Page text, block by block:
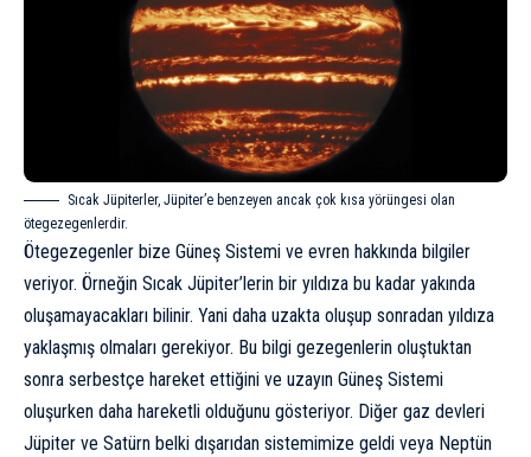
Sıcak Jüpiterler, Jüpiter’e benzeyen ancak çok kısa yörüngesi olan
ötegezegenlerdir.
Ötegezegenler bize Güneş Sistemi ve evren hakkında bilgiler
veriyor. Örneğin Sıcak Jüpiter’lerin bir yıldıza bu kadar yakında
oluşamayacakları bilinir. Yani daha uzakta oluşup sonradan yıldıza
yaklaşmış olmaları gerekiyor. Bu bilgi gezegenlerin oluştuktan
sonra serbestçe hareket ettiğini ve uzayın Güneş Sistemi
oluşurken daha hareketli olduğunu gösteriyor. Diğer gaz devleri
Jüpiter ve Satürn belki dışarıdan sistemimize geldi veya Neptün